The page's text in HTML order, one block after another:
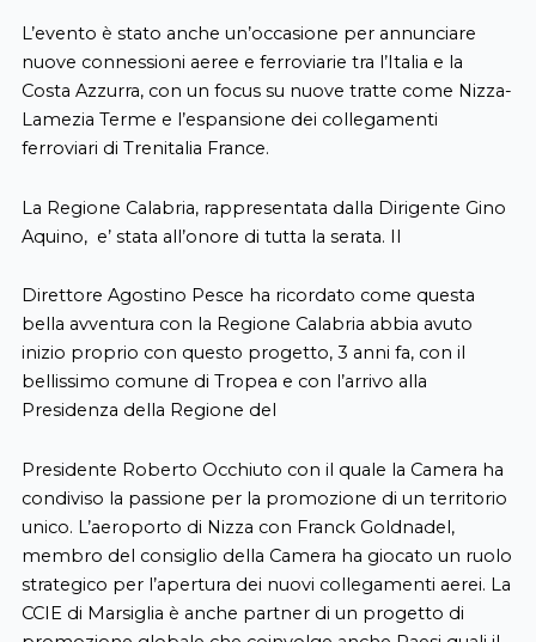
L’evento è stato anche un’occasione per annunciare
nuove connessioni aeree e ferroviarie tra l’Italia e la
Costa Azzurra, con un focus su nuove tratte come Nizza-
Lamezia Terme e l’espansione dei collegamenti
ferroviari di Trenitalia France.
La Regione Calabria, rappresentata dalla Dirigente Gino
Aquino, e’ stata all’onore di tutta la serata. Il
Direttore Agostino Pesce ha ricordato come questa
bella avventura con la Regione Calabria abbia avuto
inizio proprio con questo progetto, 3 anni fa, con il
bellissimo comune di Tropea e con l’arrivo alla
Presidenza della Regione del
Presidente Roberto Occhiuto con il quale la Camera ha
condiviso la passione per la promozione di un territorio
unico. L’aeroporto di Nizza con Franck Goldnadel,
membro del consiglio della Camera ha giocato un ruolo
strategico per l’apertura dei nuovi collegamenti aerei. La
CCIE di Marsiglia è anche partner di un progetto di